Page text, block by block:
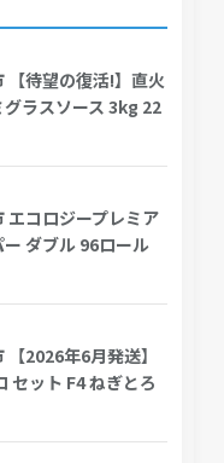
【待望の復活!】直火
ラスソース 3kg 22
エコロジープレミア
ダブル 96ロール
2026年6月発送】
セット F4 ねぎとろ